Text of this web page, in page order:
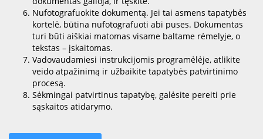
Nufotografuokite dokumentą. Jei tai asmens tapatybės
kortelė, būtina nufotografuoti abi puses. Dokumentas
turi būti aiškiai matomas visame baltame rėmelyje, o
tekstas – įskaitomas.
Vadovaudamiesi instrukcijomis programėlėje, atlikite
veido atpažinimą ir užbaikite tapatybės patvirtinimo
procesą.
Sėkmingai patvirtinus tapatybę, galėsite pereiti prie
sąskaitos atidarymo.